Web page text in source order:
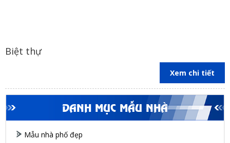
DANH MỤC MẪU NHÀ
Mẫu nhà phố đẹp
Biệt thự
Xem chi tiết